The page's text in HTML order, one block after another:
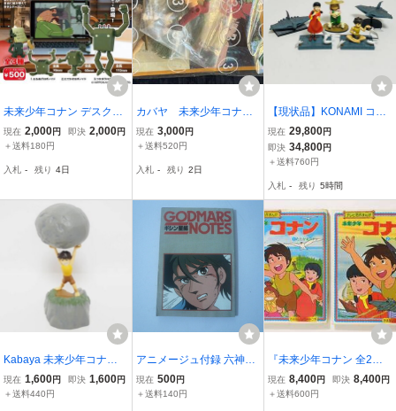
未来少年コナン デスクト
ップロボノイド 全3種コ
ンプリートセット 新品
現在 2,000円 即決 2,000円
＋送料180円
入札 - 残り 4日
カバヤ 未来少年コナ
ン 情景フィギュア 第
３話 はじめての仲間
現在 3,000円
＋送料520円
入札 - 残り 2日
【現状品】KONAMI コナ
ミ 未来少年コナン コナミ
フィギュアコレクション
5個セット コナン ラナ ジ
ジャンク
現在 29,800円
即決 34,800円
＋送料760円
入札 - 残り 5時間
Kabaya 未来少年コナン
フィギュア 第2話 旅立ち
内袋未開封 食玩 アーカイ
現在 1,600円 即決 1,600円
＋送料440円
アニメージュ付録 六神合
体ゴッドマーズ ミニブッ
ク
現在 500円
＋送料140円
『未来少年コナン 全2』
ソノシート付 検索) 朝日
ソノラマ テレビ名作まん
現在 8,400円 即決 8,400円
＋送料600円